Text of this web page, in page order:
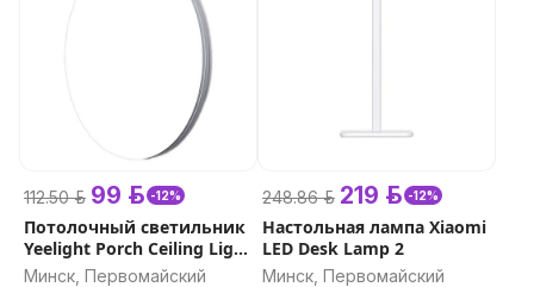
112.50 р. 99 р. -12%
Потолочный светильник
Yeelight Porch Ceiling Light
C400
Минск, Первомайский
248.86 р. 219 р. -12%
Настольная лампа Xiaomi
LED Desk Lamp 2
Минск, Первомайский